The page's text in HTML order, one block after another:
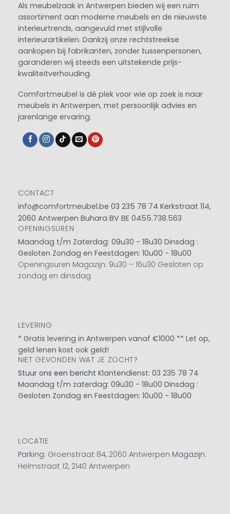
Als meubelzaak in Antwerpen bieden wij een ruim
assortiment aan moderne meubels en de nieuwste
interieurtrends, aangevuld met stijlvolle
interieurartikelen. Dankzij onze rechtstreekse
aankopen bij fabrikanten, zonder tussenpersonen,
garanderen wij steeds een uitstekende prijs-
kwaliteitverhouding.
Comfortmeubel is dé plek voor wie op zoek is naar
meubels in Antwerpen, met persoonlijk advies en
jarenlange ervaring.
CONTACT
info@comfortmeubel.be 03 235 78 74 Kerkstraat 114,
2060 Antwerpen Buhara BV BE 0455.738.563
OPENINGSUREN
Maandag t/m Zaterdag: 09u30 - 18u30 Dinsdag :
Gesloten Zondag en Feestdagen: 10u00 - 18u00
Openingsuren Magazijn: 9u30 – 16u30 Gesloten op
zondag en dinsdag
LEVERING
* Gratis levering in Antwerpen vanaf €1000 ** Let op,
geld lenen kost ook geld!
NIET GEVONDEN WAT JE ZOCHT?
Stuur ons een bericht Klantendienst: 03 235 78 74
Maandag t/m zaterdag: 09u30 - 18u00 Dinsdag :
Gesloten Zondag en Feestdagen: 10u00 - 18u00
LOCATIE
Parking: Groenstraat 84, 2060 Antwerpen Magazijn:
Helmstraat 12, 2140 Antwerpen